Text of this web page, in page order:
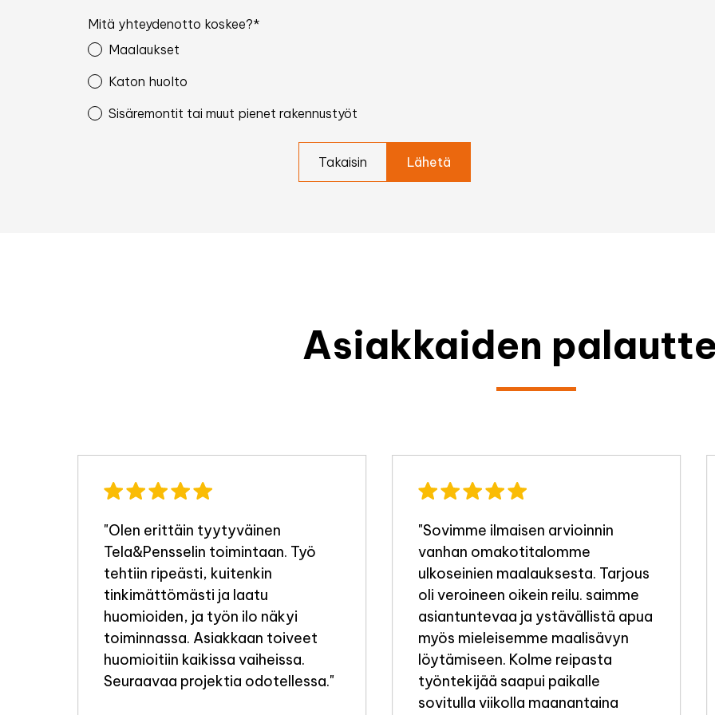
Mitä yhteydenotto koskee?*
Maalaukset
Katon huolto
Sisäremontit tai muut pienet rakennustyöt
Takaisin
Asiakkaiden
"Olen erittäin tyytyväinen
Tela&Pensselin toimintaan. Työ
tehtiin ripeästi, kuitenkin
tinkimättömästi ja laatu
huomioiden, ja työn ilo näkyi
toiminnassa. Asiakkaan toiveet
huomioitiin kaikissa vaiheissa.
Seuraavaa projektia odotellessa."
"Sovimme ilmaisen arvioinnin
vanhan omakotitalomme
ulkoseinien maalauksesta. Tarjous
oli veroineen oikein reilu. saimme
asiantuntevaa ja ystävällistä apua
myös mieleisemme maalisävyn
löytämiseen. Kolme reipasta
työntekijää saapui paikalle
sovitulla viikolla maanantaina